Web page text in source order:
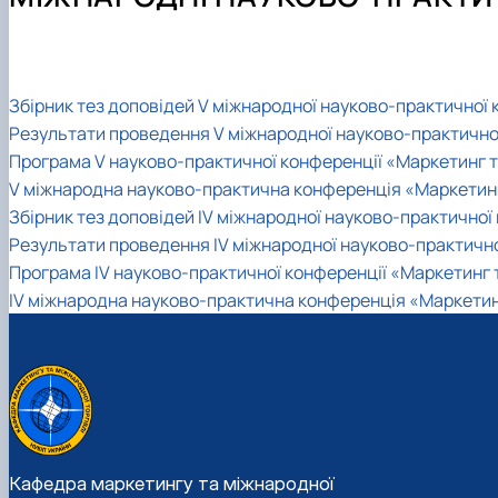
Терміни навчання
Навчально-наукова лабораторія «Маркетинг в АПК»
Академічна доброчесність
Скринька довіри
Освітні програми
Науково-практичні конференції
Збірник тез доповідей V міжнародної науково-практичної
Результати проведення V міжнародної науково-
Програма V науково-практичної конференції «Маркетинг
V міжнародна науково-практична конференція «Маркетинг
Збірник тез доповідей IV міжнародної науково-
Результати проведення IV міжнародної науково-
Програма IV науково-практичної конференції «Маркетинг
IV міжнародна науково-практична конференція
Кафедра маркетингу та міжнародної